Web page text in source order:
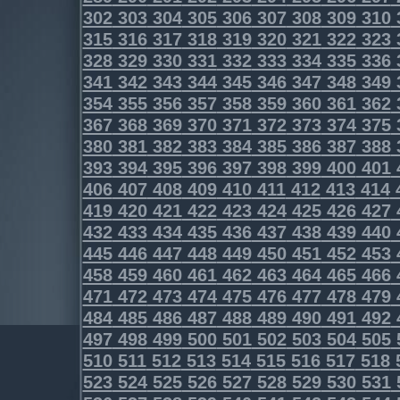
302303304305306307308309310
315316317318319320321322323
328329330331332333334335336
341342343344345346347348349
354355356357358359360361362
367368369370371372373374375
380381382383384385386387388
393394395396397398399400401
406407408409410411412413414
419420421422423424425426427
432433434435436437438439440
445446447448449450451452453
458459460461462463464465466
471472473474475476477478479
484485486487488489490491492
497498499500501502503504505
510511512513514515516517518
523524525526527528529530531